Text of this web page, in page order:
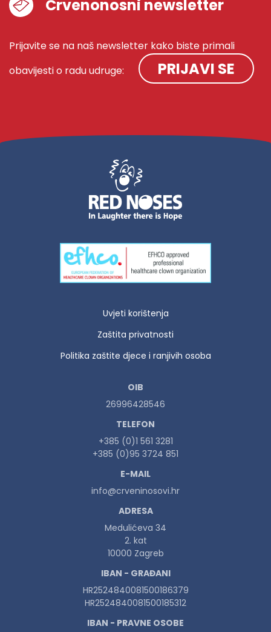
Crvenonosni newsletter
Prijavite se na naš newsletter kako biste primali
obavijesti o radu udruge:
PRIJAVI SE
Uvjeti korištenja
Zaštita privatnosti
Politika zaštite djece i ranjivih osoba
OIB
26996428546
TELEFON
+385 (0)1 561 3281
+385 (0)95 3724 851
E-MAIL
info@crveninosovi.hr
ADRESA
Medulićeva 34
2. kat
10000 Zagreb
IBAN - GRAĐANI
HR2524840081500186379
HR2524840081500185312
IBAN - PRAVNE OSOBE